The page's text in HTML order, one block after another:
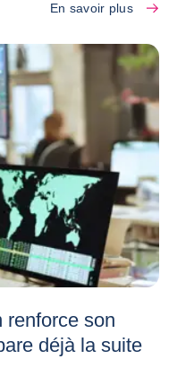
En savoir plus
renforce son
déjà la suite